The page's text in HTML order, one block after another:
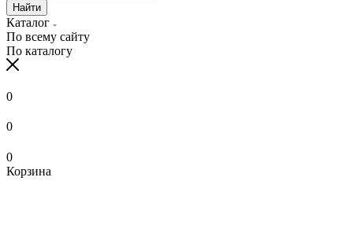
Найти
Каталог
По всему сайту
По каталогу
0
0
0
Корзина